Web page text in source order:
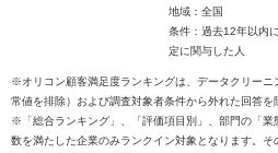
地域：全国
条件：過去12年以内
定に関与した人
※オリコン顧客満足度ランキングは、データクリー
常値を排除）および調査対象者条件から外れた回答を
※「総合ランキング」、「評価項目別」、部門の「業
数を満たした企業のみランクイン対象となります。